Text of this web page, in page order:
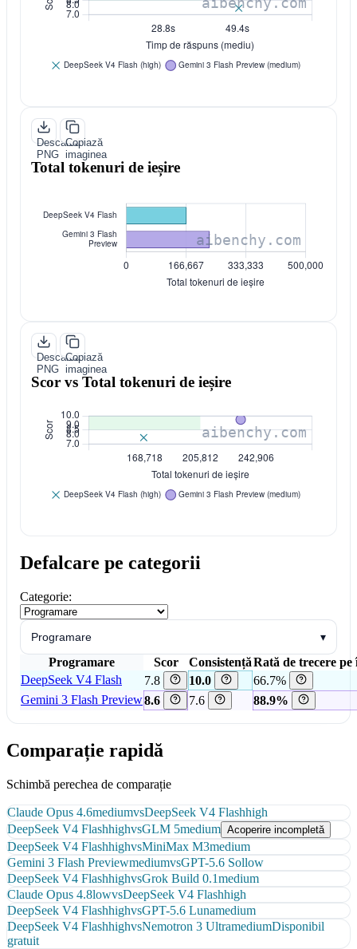
Descarcă
PNG
Copiază
imaginea
Total tokenuri de ieșire
Descarcă
PNG
Copiază
imaginea
Scor vs Total tokenuri de ieșire
Defalcare pe categorii
Categorie:
Programare ▾
Programare Scor ConsistențăRată de trecere pe
DeepSeek V4 Flash
7.8 10.0
66.7%
Gemini 3 Flash Preview8.6 7.6 88.9%
Comparație rapidă
Schimbă perechea de comparație
Claude Opus 4.6mediumvsDeepSeek V4 Flashhigh
DeepSeek V4 FlashhighvsGLM 5medium Acoperire incompletă
DeepSeek V4 FlashhighvsMiniMax M3medium
Gemini 3 Flash PreviewmediumvsGPT-5.6 Sollow
DeepSeek V4 FlashhighvsGrok Build 0.1medium
Claude Opus 4.8lowvsDeepSeek V4 Flashhigh
DeepSeek V4 FlashhighvsGPT-5.6 Lunamedium
DeepSeek V4 FlashhighvsNemotron 3 UltramediumDisponibil
gratuit